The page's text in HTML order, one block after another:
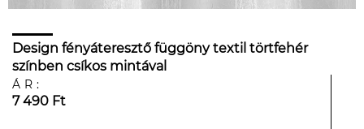
Design fényáteresztő függöny textil törtfehér
színben csíkos mintával
ÁR:
7 490 Ft